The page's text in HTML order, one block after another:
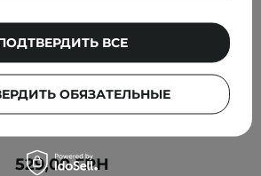
Сыворотка с витамином С 15% - C-
529,00 ГРН
ОБЯЗАТЕЛЬНЫЕ
ВСЕ